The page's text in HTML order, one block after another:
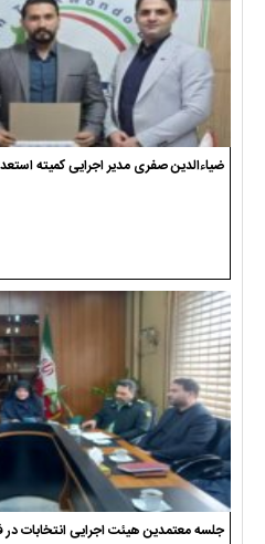
ضیاءالدین صفری مدیر اجرایی کمیته
جلسه معتمدین هیئت اجرایی انتخابات در